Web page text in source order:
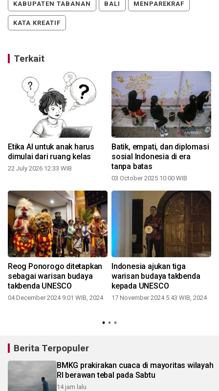
KABUPATEN TABANAN BALI MENPAREKRAF
KATA KREATIF
Terkait
Etika AI untuk anak harus
dimulai dari ruang kelas
22 July 2026 12:33 WIB
Batik, empati, dan diplomasi
sosial Indonesia di era
tanpa batas
03 October 2025 10:00 WIB
Reog Ponorogo ditetapkan
sebagai warisan budaya
takbenda UNESCO
04 December 2024 9:01 WIB, 2024
Indonesia ajukan tiga
warisan budaya takbenda
kepada UNESCO
17 November 2024 5:43 WIB, 2024
Berita Terpopuler
BMKG prakirakan cuaca di mayoritas wilayah
RI berawan tebal pada Sabtu
14 jam lalu